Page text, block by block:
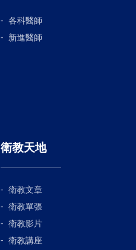
各科醫師
新進醫師
衛教天地
衛教文章
衛教單張
衛教影片
衛教講座